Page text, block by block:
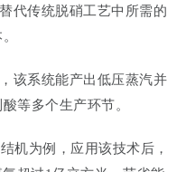
代传统脱硝工艺中所需的
该系统能产出低压蒸汽并
等多个生产环节。
机为例，应用该技术后，